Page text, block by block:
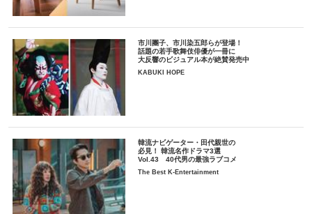
市川團子、市川染五郎らが登場！
話題の若手歌舞伎俳優が一冊に
大反響のビジュアル本が絶賛発売中
KABUKI HOPE
韓流ナビゲーター・田代親世の
必見！ 韓流名作ドラマ3選
Vol.43 40代男の最強ラブコメ
The Best K-Entertainment